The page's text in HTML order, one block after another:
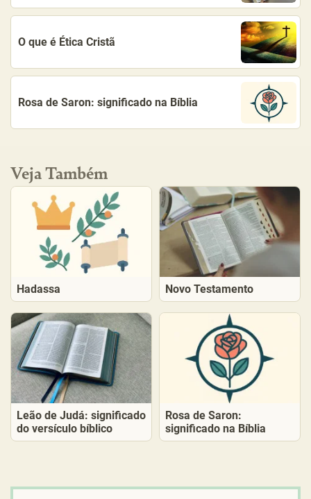
O que é Ética Cristã
Rosa de Saron: significado na Bíblia
Veja Também
Hadassa Novo Testamento
Leão de Judá: significado
do versículo bíblico
Rosa de Saron:
significado na Bíblia